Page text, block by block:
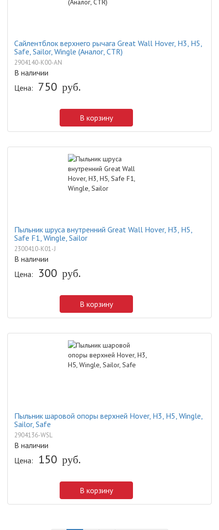
Сайлентблок верхнего рычага Great Wall Hover, H3, H5,
Safe, Sailor, Wingle (Аналог, CTR)
2904140-K00-AN
В наличии
Цена: 750 руб.
В корзину
Пыльник шруса внутренний Great Wall Hover, H3, H5,
Safe F1, Wingle, Sailor
2300410-K01-J
В наличии
Цена:
300 руб.
В корзину
Пыльник шаровой опоры верхней Hover, H3, H5, Wingle,
Sailor, Safe
2904136-WSL
В наличии
Цена:
150 руб.
В корзину